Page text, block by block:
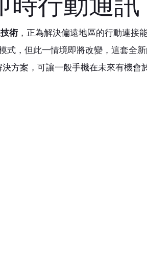
毫米波轉換器 探棒
時行動通訊
術，正為解決偏遠地區的行動連接
式，但此一情境即將改變，這套全新
決方案，可讓一般手機在未來有機會